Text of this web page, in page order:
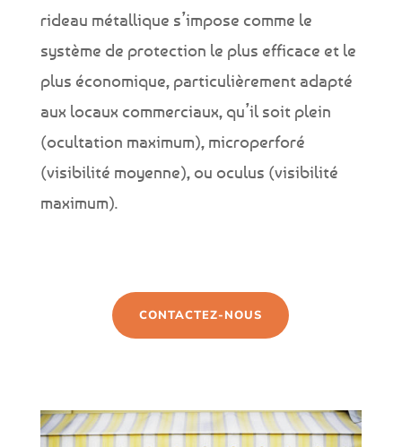
rideau métallique s’impose comme le
système de protection le plus efficace et le
plus économique, particulièrement adapté
aux locaux commerciaux, qu’il soit plein
(ocultation maximum), microperforé
(visibilité moyenne), ou oculus (visibilité
maximum).
CONTACTEZ-NOUS